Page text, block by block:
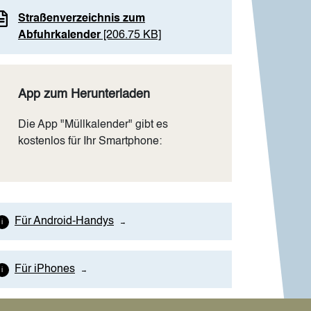
Straßenverzeichnis zum
Abfuhrkalender [206.75 KB]
App zum Herunterladen
Die App "Müllkalender" gibt es
kostenlos für Ihr Smartphone:
Für Android-Handys
Für iPhones